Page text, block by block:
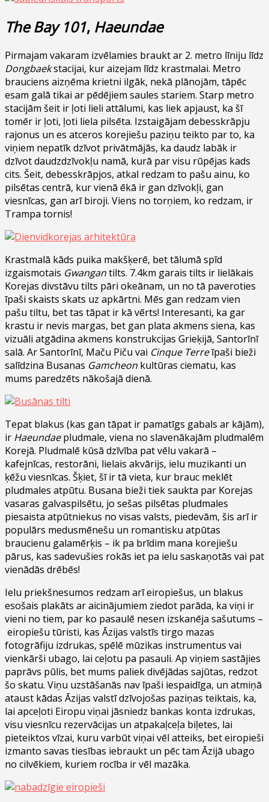
The Bay 101, Haeundae
Pirmajam vakaram izvēlamies braukt ar 2. metro līniju līdz
Dongbaekstacijai, kur aizejam līdz krastmalai. Metro
brauciens aizņēma krietni ilgāk, nekā plānojām, tāpēc
esam galā tikai ar pēdējiem saules stariem. Starp metro
stacijām šeit ir ļoti lieli attālumi, kas liek apjaust, ka šī
tomēr ir ļoti, ļoti liela pilsēta. Izstaigājam debesskrāpju
rajonus un es atceros korejiešu paziņu teikto par to, ka
viņiem nepatīk dzīvot privātmājās, ka daudz labāk ir
dzīvot daudzdzīvokļu namā, kurā par visu rūpējas kads
cits. Šeit, debesskrāpjos, atkal redzam to pašu ainu, ko
pilsētas centrā, kur vienā ēkā ir gan dzīvokļi, gan
viesnīcas, gan arī biroji. Viens no torņiem, ko redzam, ir
Trampa tornis!
Krastmalā kāds puika makšķerē, bet tālumā spīd
izgaismotais Gwangantilts. 7.4km garais tilts ir lielākais
Korejas divstāvu tilts pāri okeānam, un no tā paveroties
īpaši skaists skats uz apkārtni. Mēs gan redzam vien
pašu tiltu, bet tas tāpat ir kā vērts! Interesanti, ka gar
krastu ir nevis margas, bet gan plata akmens siena, kas
vizuāli atgādina akmens konstrukcijas Grieķijā, Santorīnī
salā. Ar Santorīnī, Maču Piču vai Cinque Terreīpaši bieži
salīdzina Busanas Gamcheon kultūras ciematu, kas
mums paredzēts nākošajā dienā.
Tepat blakus (kas gan tāpat ir pamatīgs gabals ar kājām),
ir Haeundaepludmale, viena no slavenākajām pludmalēm
Korejā. Pludmalē kūsā dzīvība pat vēlu vakarā –
kafejnīcas, restorāni, lielais akvārijs, ielu muzikanti un
ķēžu viesnīcas. Šķiet, šī ir tā vieta, kur brauc meklēt
pludmales atpūtu. Busana bieži tiek saukta par Korejas
vasaras galvaspilsētu, jo sešas pilsētas pludmales
piesaista atpūtniekus no visas valsts, piedevām, šis arī ir
populārs medusmēnešu un romantisku atpūtas
braucienu galamērķis – ik pa brīdim mana korejiešu
pārus, kas sadevušies rokās iet pa ielu saskaņotās vai pat
vienādās drēbēs!
Ielu priekšnesumos redzam arī eiropiešus, un blakus
esošais plakāts ar aicinājumiem ziedot parāda, ka viņi ir
vieni no tiem, par ko pasaulē nesen izskanēja sašutums –
eiropiešu tūristi, kas Āzijas valstīs tirgo mazas
fotogrāfiju izdrukas, spēlē mūzikas instrumentus vai
vienkārši ubago, lai ceļotu pa pasauli. Ap viņiem sastājies
paprāvs pūlis, bet mums paliek divējādas sajūtas, redzot
šo skatu. Viņu uzstāšanās nav īpaši iespaidīga, un atmiņā
ataust kādas Āzijas valstī dzīvojošas paziņas teiktais, ka,
lai apceļoti Eiropu viņai jāsniedz bankas konta izdrukas,
visu viesnīcu rezervācijas un atpakaļceļa biļetes, lai
pieteiktos vīzai, kuru varbūt viņai vēl atteiks, bet eiropieši
izmanto savas tiesības iebraukt un pēc tam Āzijā ubago
no cilvēkiem, kuriem rocība ir vēl mazāka.